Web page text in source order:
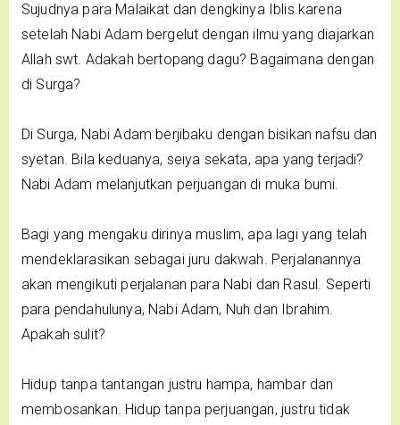
Sujudnya para Malaikat dan dengkinya Iblis karena
setelah Nabi Adam bergelut dengan ilmu yang diajarkan
Allah swt. Adakah bertopang dagu? Bagaimana dengan
di Surga?
Di Surga, Nabi Adam berjibaku dengan bisikan nafsu dan
syetan. Bila keduanya, seiya sekata, apa yang terjadi?
Nabi Adam melanjutkan perjuangan di muka bumi.
Bagi yang mengaku dirinya muslim, apa lagi yang telah
mendeklarasikan sebagai juru dakwah. Perjalanannya
akan mengikuti perjalanan para Nabi dan Rasul. Seperti
para pendahulunya, Nabi Adam, Nuh dan Ibrahim.
Apakah sulit?
Hidup tanpa tantangan justru hampa, hambar dan
membosankan. Hidup tanpa perjuangan, justru tidak